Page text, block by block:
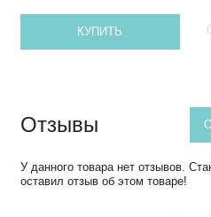
КУПИТЬ
Отзывы
У данного товара нет отзывов.
оставил отзыв об этом товаре!